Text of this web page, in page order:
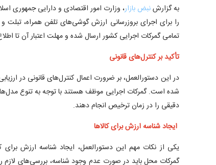
به گزارشنبض بازار، وزارت امور اقتصادی و دارایی جمهوری
را برای اجرای بروزرسانی ارزش گوشی‌های تلفن همراه، تبلت و
تمامی گمرکات اجرایی کشور ارسال شده و مهلت اعتبار آن تا
تأکید بر کنترل‌های قانونی
در این دستورالعمل، بر ضرورت اعمال کنترل‌های قانونی در
شده است. گمرکات اجرایی موظف هستند با توجه به تنوع
دقیقی را در زمان ترخیص انجام دهند.
ایجاد شناسه ارزش برای کالاها
یکی از نکات مهم این دستورالعمل، ایجاد شناسه ارزش
گمرکات محل باید در صورت عدم وجود شناسه، بررسی‌های لازم